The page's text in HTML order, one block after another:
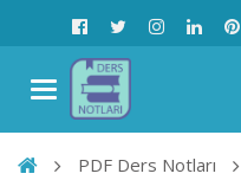
PDF Ders Notları